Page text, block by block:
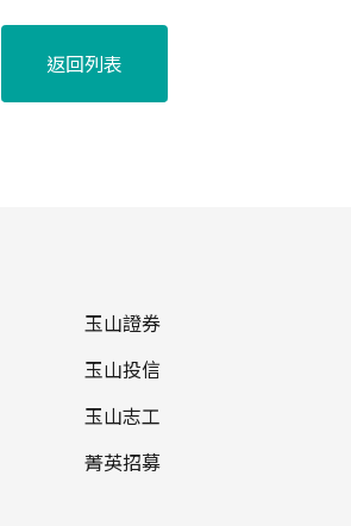
返回列表
玉山證券
玉山投信
玉山志工
菁英招募